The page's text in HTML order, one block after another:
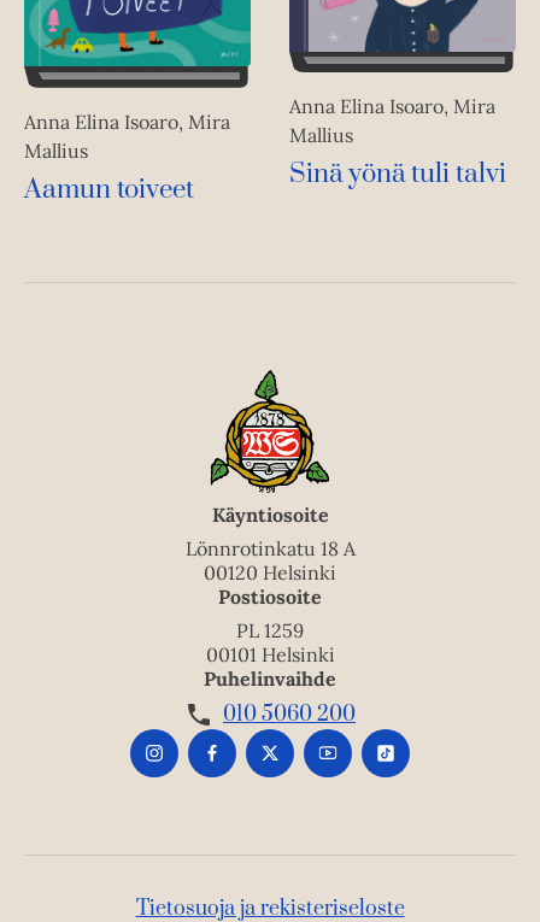
Anna Elina Isoaro, Mira
Mallius
Aamun toiveet
Anna Elina Isoaro, Mira
Mallius
Sinä yönä tuli talvi
Käyntiosoite
Lönnrotinkatu 18 A
00120 Helsinki
Postiosoite
PL 1259
00101 Helsinki
Puhelinvaihde
010 5060 200
Tietosuoja ja rekisteriseloste